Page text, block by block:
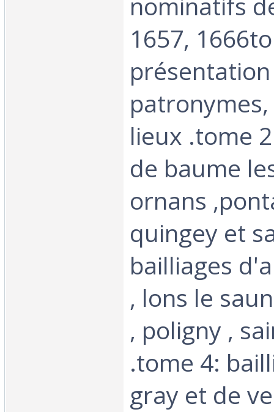
1657,
lieux .tome
de baume
ornans
quingey et
bailliages
, lons le
, poligny ,
.tome 4:
gray et de